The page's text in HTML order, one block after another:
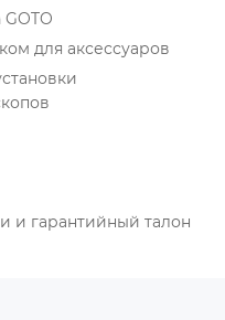
для аксессуаров
и гарантийный талон